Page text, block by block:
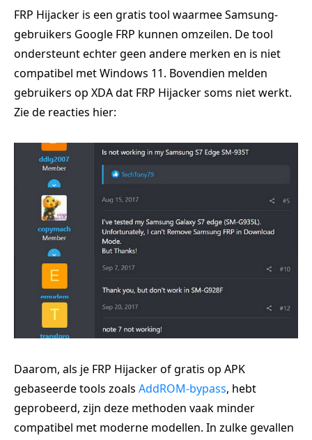
FRP Hijacker is een gratis tool waarmee Samsung-
gebruikers Google FRP kunnen omzeilen. De tool
ondersteunt echter geen andere merken en is niet
compatibel met Windows 11. Bovendien melden
gebruikers op XDA dat FRP Hijacker soms niet werkt.
Zie de reacties hier:
Daarom, als je FRP Hijacker of gratis op APK
gebaseerde tools zoals AddROM-bypass, hebt
geprobeerd, zijn deze methoden vaak minder
compatibel met moderne modellen. In zulke gevallen